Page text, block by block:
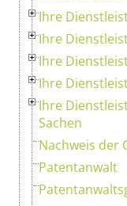
Ihre
Ihre
Ihre
Ihre
Ihre
Sachen
Nachweis der
Patentanwalt